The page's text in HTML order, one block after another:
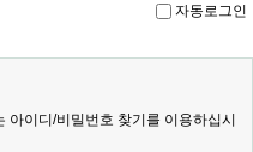
자동로그인
이디/비밀번호 찾기를 이용하십시